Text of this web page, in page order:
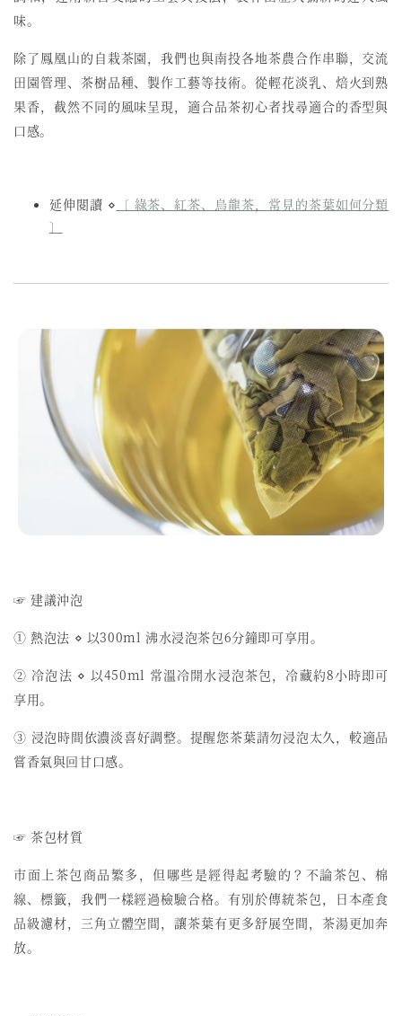
味。
除了鳳凰山的自栽茶園，我們也與南投各地茶農合作串聯，交流
田園管理、茶樹品種、製作工藝等技術。從輕花淡乳、焙火到熟
果香，截然不同的風味呈現，適合品茶初心者找尋適合的香型與
口感。
延伸閱讀 ⋄ 〔 綠茶、紅茶、烏龍茶，常見的茶葉如何分類
〕
☞ 建議沖泡
① 熱泡法 ⋄ 以300ml 沸水浸泡茶包6分鐘即可享用。
② 冷泡法 ⋄ 以450ml 常溫冷開水浸泡茶包，冷藏約8小時即可
享用。
③ 浸泡時間依濃淡喜好調整。提醒您茶葉請勿浸泡太久，較適品
嘗香氣與回甘口感。
☞ 茶包材質
市面上茶包商品繁多，但哪些是經得起考驗的？不論茶包、棉
線、標籤，我們一樣經過檢驗合格。有別於傳統茶包，日本產食
品級濾材，三角立體空間，讓茶葉有更多舒展空間，茶湯更加奔
放。